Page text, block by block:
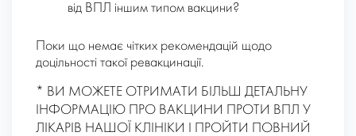
від ВПЛ іншим типом вакцини?
Поки що немає чітких рекомендацій щодо
доцільності такої ревакцинації.
* ВИ МОЖЕТЕ ОТРИМАТИ БІЛЬШ ДЕТАЛЬНУ
ІНФОРМАЦІЮ ПРО ВАКЦИНИ ПРОТИ ВПЛ У
ЛІКАРІВ НАШОЇ КЛІНІКИ І ПРОЙТИ ПОВНИЙ